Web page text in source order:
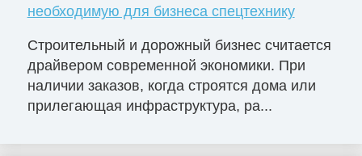
необходимую для бизнеса спецтехнику
Строительный и дорожный бизнес считается
драйвером современной экономики. При
наличии заказов, когда строятся дома или
прилегающая инфраструктура, ра...